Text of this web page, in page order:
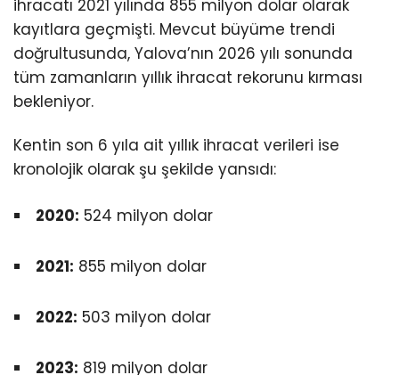
ihracatı 2021 yılında 855 milyon dolar olarak
kayıtlara geçmişti. Mevcut büyüme trendi
doğrultusunda, Yalova’nın 2026 yılı sonunda
tüm zamanların yıllık ihracat rekorunu kırması
bekleniyor.
Kentin son 6 yıla ait yıllık ihracat verileri ise
kronolojik olarak şu şekilde yansıdı:
2020: 524 milyon dolar
2021: 855 milyon dolar
2022: 503 milyon dolar
2023: 819 milyon dolar